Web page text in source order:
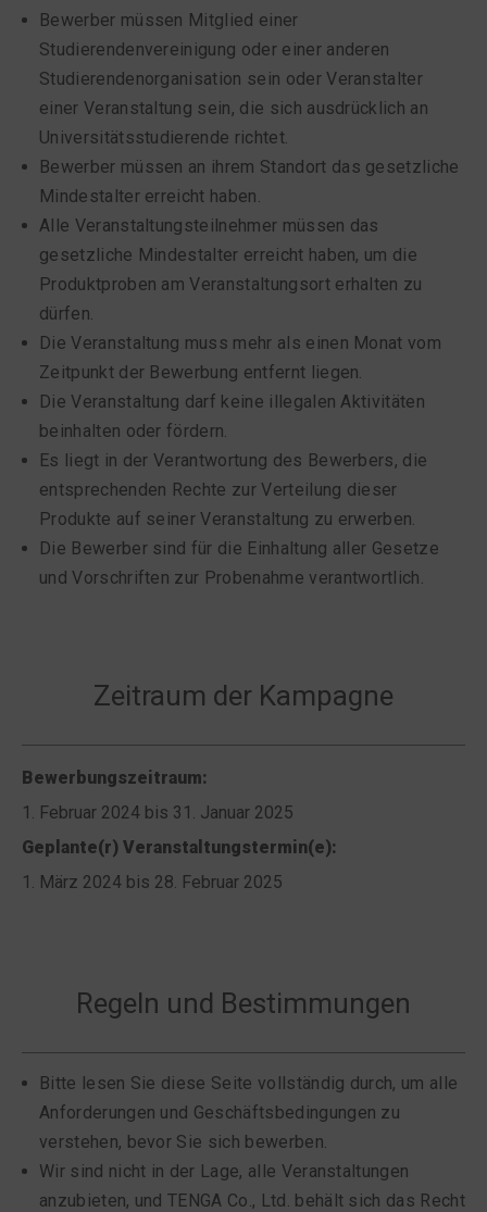
Bewerber müssen Mitglied einer
Studierendenvereinigung oder einer anderen
Studierendenorganisation sein oder Veranstalter
einer Veranstaltung sein, die sich ausdrücklich an
Universitätsstudierende richtet.
Bewerber müssen an ihrem Standort das gesetzliche
Mindestalter erreicht haben.
Alle Veranstaltungsteilnehmer müssen das
gesetzliche Mindestalter erreicht haben, um die
Produktproben am Veranstaltungsort erhalten zu
dürfen.
Die Veranstaltung muss mehr als einen Monat vom
Zeitpunkt der Bewerbung entfernt liegen.
Die Veranstaltung darf keine illegalen Aktivitäten
beinhalten oder fördern.
Es liegt in der Verantwortung des Bewerbers, die
entsprechenden Rechte zur Verteilung dieser
Produkte auf seiner Veranstaltung zu erwerben.
Die Bewerber sind für die Einhaltung aller Gesetze
und Vorschriften zur Probenahme verantwortlich.
Zeitraum der Kampagne
Bewerbungszeitraum:
1. Februar 2024 bis 31. Januar 2025
Geplante(r) Veranstaltungstermin(e):
1. März 2024 bis 28. Februar 2025
Regeln und Bestimmungen
Bitte lesen Sie diese Seite vollständig durch, um alle
Anforderungen und Geschäftsbedingungen zu
verstehen, bevor Sie sich bewerben.
Wir sind nicht in der Lage, alle Veranstaltungen
anzubieten, und TENGA Co., Ltd. behält sich das Recht